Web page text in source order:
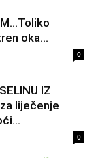
oka…
0
IZ
liječenje
0